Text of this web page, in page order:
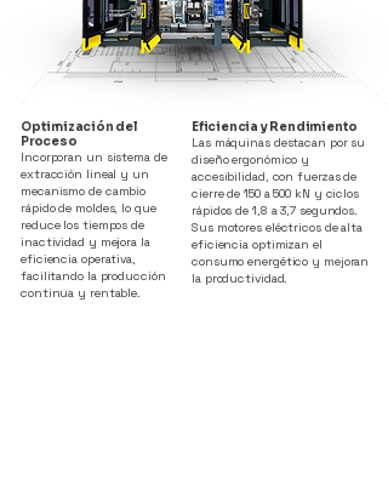
Optimización del
Proceso
Incorporan un sistema de
extracción lineal y un
mecanismo de cambio
rápido de moldes, lo que
reduce los tiempos de
inactividad y mejora la
eficiencia operativa,
facilitando la producción
continua y rentable.
Eficiencia y Rendimiento
Las máquinas destacan por su
diseño ergonómico y
accesibilidad, con fuerzas de
cierre de 150 a 500 kN y ciclos
rápidos de 1,8 a 3,7 segundos.
Sus motores eléctricos de alta
eficiencia optimizan el
consumo energético y mejoran
la productividad.